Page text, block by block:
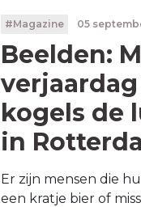
#Magazine 05
Beelden:
kogels de
in
Er zijn mensen die
een kratje bier of